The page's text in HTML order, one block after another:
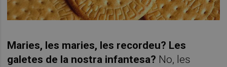
Maries, les maries, les recordeu? Les
galetes de la nostra infantesa? No, les